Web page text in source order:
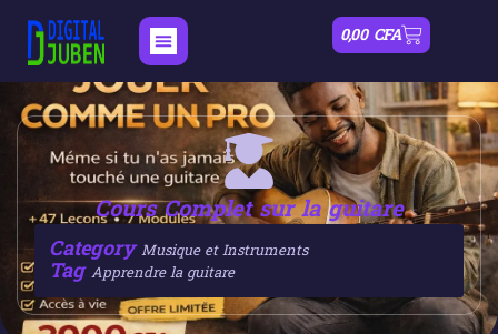
0,00 CFA
Cours Complet sur la guitare
Category Musique et Instruments
Tag Apprendre la guitare